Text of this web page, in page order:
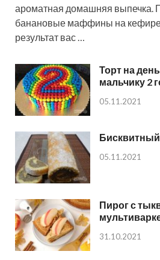
ароматная домашняя выпечка.
банановые маффины на
результат вас …
Торт на
мальчику 2
05.11.2021
Бисквитный
05.11.2021
Пирог с
31.10.2021